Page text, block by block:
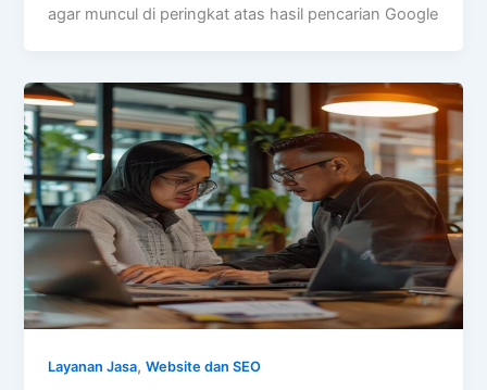
agar muncul di peringkat atas hasil pencarian Google
Layanan Jasa,Website dan SEO